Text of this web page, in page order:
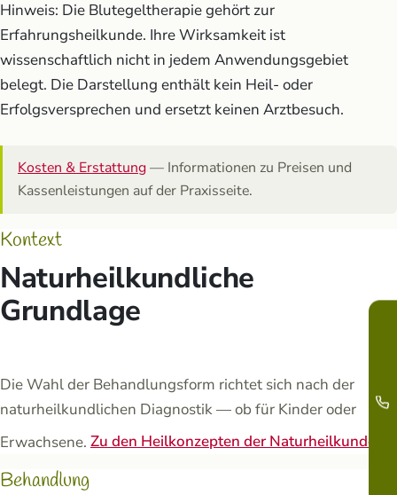
Hinweis: Die Blutegeltherapie gehört zur
Erfahrungsheilkunde. Ihre Wirksamkeit ist
wissenschaftlich nicht in jedem Anwendungsgebiet
belegt. Die Darstellung enthält kein Heil- oder
Erfolgsversprechen und ersetzt keinen Arztbesuch.
Kosten & Erstattung— Informationen zu Preisen und
Kassenleistungen auf der Praxisseite.
Kontext
Naturheilkundliche
Grundlage
Die Wahl der Behandlungsform richtet sich nach der
naturheilkundlichen Diagnostik — ob für Kinder oder
Erwachsene. Zu den Heilkonzepten der Naturheilkunde →
Behandlung